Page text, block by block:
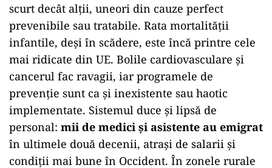
scurt decât alții, uneori din cauze perfect
prevenibile sau tratabile. Rata mortalității
infantile, deși în scădere, este încă printre cele
mai ridicate din UE. Bolile cardiovasculare și
cancerul fac ravagii, iar programele de
prevenție sunt ca și inexistente sau haotic
implementate. Sistemul duce și lipsă de
personal: mii de medici și asistente au emigrat
în ultimele două decenii, atrași de salarii și
condiții mai bune în Occident. În zonele rurale